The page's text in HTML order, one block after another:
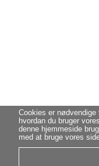
Cookies er
hvordan du bruger
denne hjemmeside
med at bruge vores